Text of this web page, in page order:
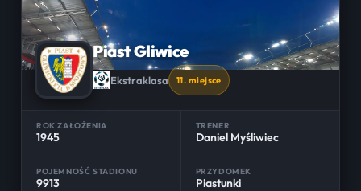
Piast Gliwice
Ekstraklasa 11. miejsce
ROK ZAŁOŻENIA
1945
TRENER
Daniel Myśliwiec
POJEMNOŚĆ STADIONU
9913
PRZYDOMEK
Piastunki